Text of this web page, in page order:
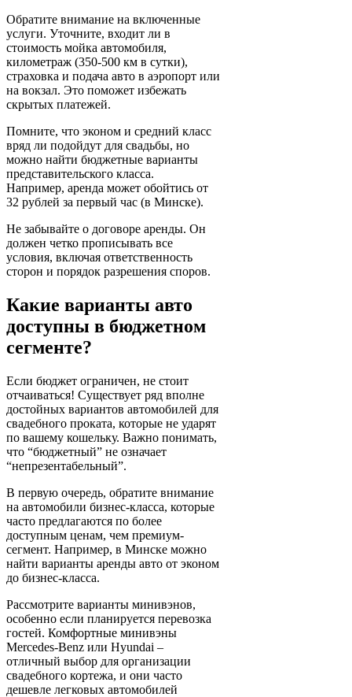
Обратите внимание на включенные
услуги. Уточните, входит ли в
стоимость мойка автомобиля,
километраж (350-500 км в сутки),
страховка и подача авто в аэропорт или
на вокзал. Это поможет избежать
скрытых платежей.
Помните, что эконом и средний класс
вряд ли подойдут для свадьбы, но
можно найти бюджетные варианты
представительского класса.
Например, аренда может обойтись от
32 рублей за первый час (в Минске).
Не забывайте о договоре аренды. Он
должен четко прописывать все
условия, включая ответственность
сторон и порядок разрешения споров.
Какие варианты авто
доступны в бюджетном
сегменте?
Если бюджет ограничен, не стоит
отчаиваться! Существует ряд вполне
достойных вариантов автомобилей для
свадебного проката, которые не ударят
по вашему кошельку. Важно понимать,
что “бюджетный” не означает
“непрезентабельный”.
В первую очередь, обратите внимание
на автомобили бизнес-класса, которые
часто предлагаются по более
доступным ценам, чем премиум-
сегмент. Например, в Минске можно
найти варианты аренды авто от эконом
до бизнес-класса.
Рассмотрите варианты минивэнов,
особенно если планируется перевозка
гостей. Комфортные минивэны
Mercedes-Benz или Hyundai –
отличный выбор для организации
свадебного кортежа, и они часто
дешевле легковых автомобилей